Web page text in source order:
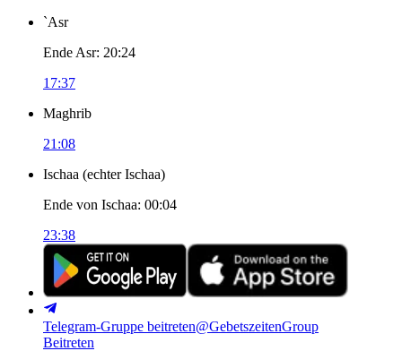
`Asr
Ende Asr: 20:24
17:37
Maghrib
21:08
Ischaa (echter Ischaa)
Ende von Ischaa: 00:04
23:38
Telegram-Gruppe beitreten@GebetszeitenGroup
Beitreten